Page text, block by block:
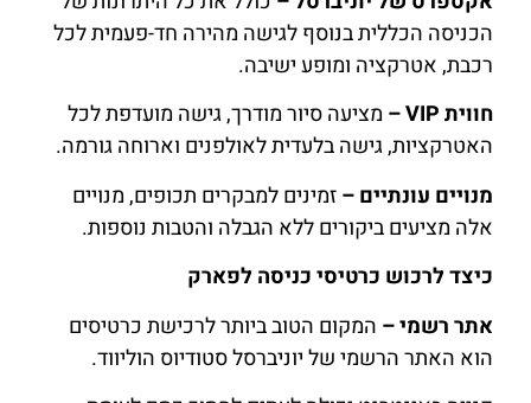
הכניסה הכללית בנוסף לגישה מהירה חד-פעמית לכל
רכבת, אטרקציה ומופע ישיבה.
חווית VIP –
מציעה סיור מודרך, גישה מועדפת לכל
האטרקציות, גישה בלעדית לאולפנים וארוחה גורמה.
מנויים עונתיים –זמינים למבקרים תכופים, מנויים
אלה מציעים ביקורים ללא הגבלה והטבות נוספות.
כיצד לרכוש כרטיסי כניסה לפארק
אתר רשמי – המקום הטוב ביותר לרכישת כרטיסים
הוא האתר הרשמי של יוניברסל סטודיוס הוליווד.